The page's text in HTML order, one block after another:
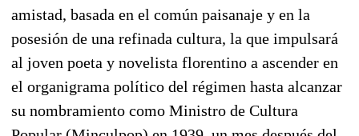
amistad, basada en el común paisanaje y en la
posesión de una refinada cultura, la que impulsará
al joven poeta y novelista florentino a ascender en
el organigrama político del régimen hasta alcanzar
su nombramiento como Ministro de Cultura